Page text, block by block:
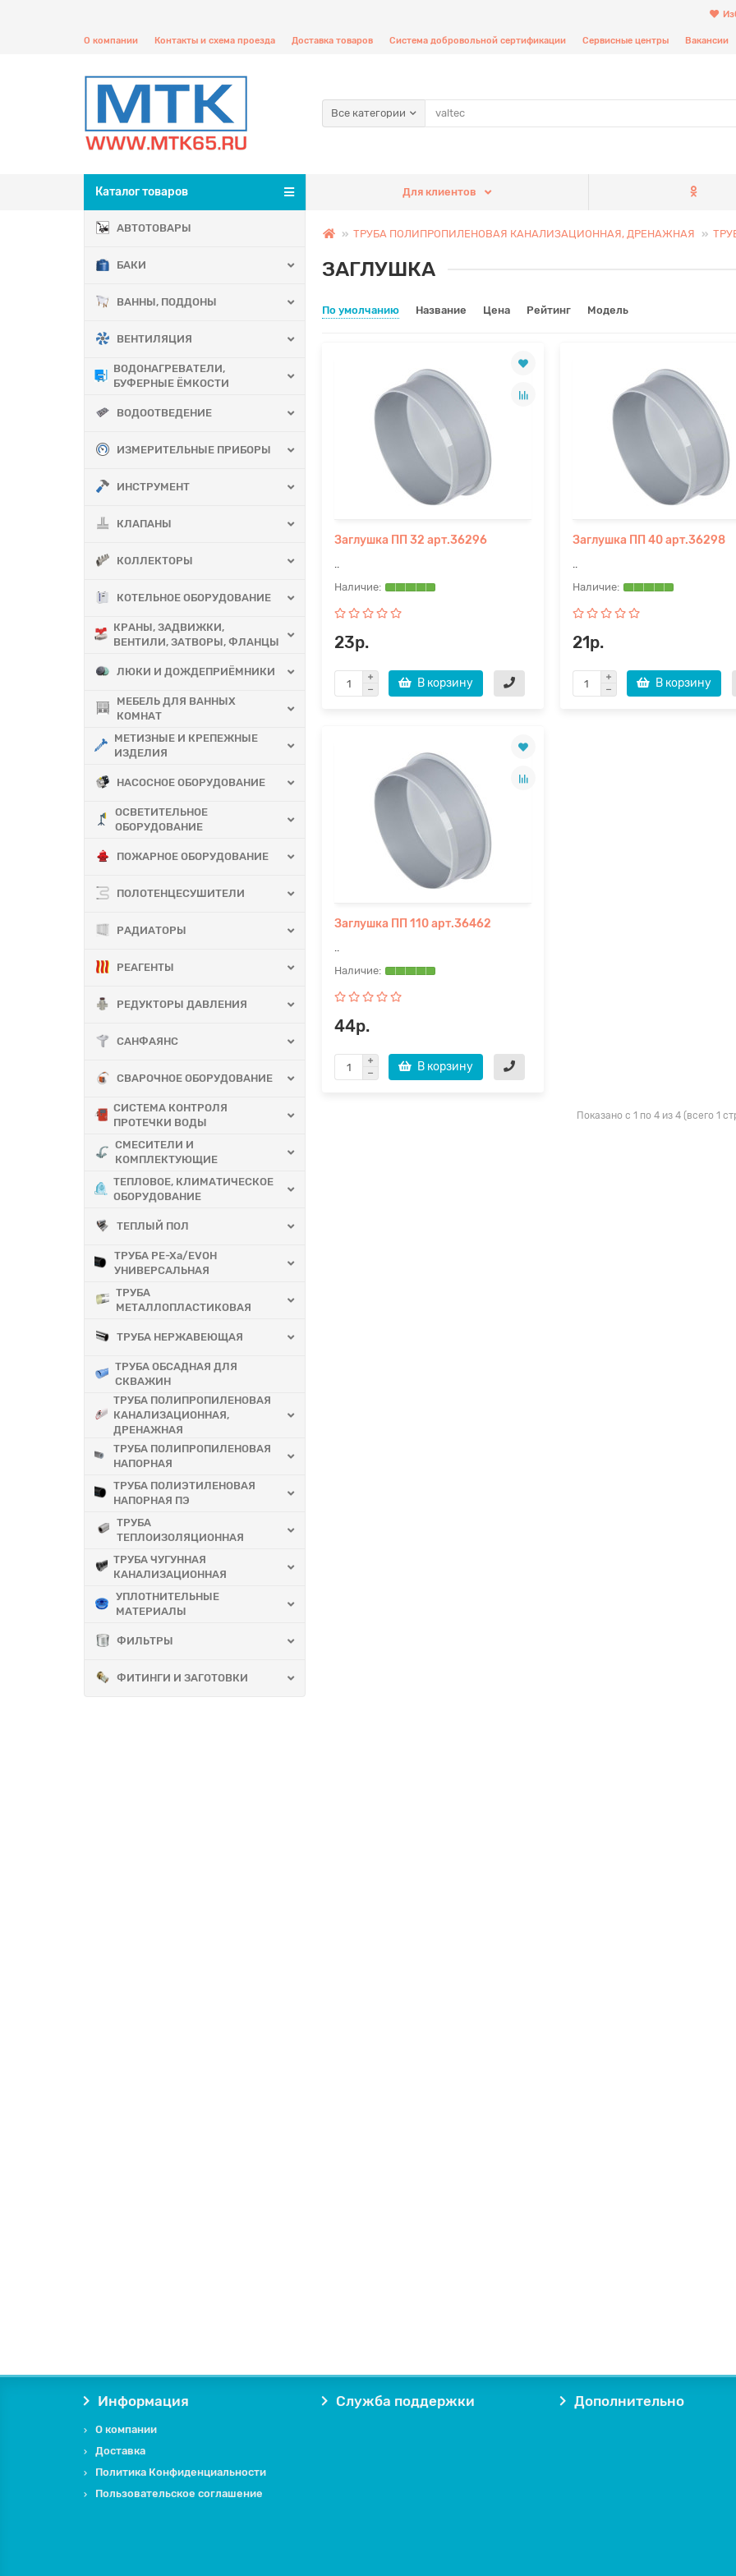
О компании Контакты и схема проезда Доставка товаров Система добровольной сертификации Сервисные центры Вакансии
Все категории
Каталог товаров
АВТОТОВАРЫ
БАКИ
ВАННЫ, ПОДДОНЫ
ВЕНТИЛЯЦИЯ
ВОДОНАГРЕВАТЕЛИ,
БУФЕРНЫЕ ЁМКОСТИ
ВОДООТВЕДЕНИЕ
ИЗМЕРИТЕЛЬНЫЕ ПРИБОРЫ
ИНСТРУМЕНТ
КЛАПАНЫ
КОЛЛЕКТОРЫ
КОТЕЛЬНОЕ ОБОРУДОВАНИЕ
КРАНЫ, ЗАДВИЖКИ,
ВЕНТИЛИ, ЗАТВОРЫ, ФЛАНЦЫ
ЛЮКИ И ДОЖДЕПРИЁМНИКИ
МЕБЕЛЬ ДЛЯ ВАННЫХ
КОМНАТ
МЕТИЗНЫЕ И КРЕПЕЖНЫЕ
ИЗДЕЛИЯ
НАСОСНОЕ ОБОРУДОВАНИЕ
ОСВЕТИТЕЛЬНОЕ
ОБОРУДОВАНИЕ
ПОЖАРНОЕ ОБОРУДОВАНИЕ
ПОЛОТЕНЦЕСУШИТЕЛИ
РАДИАТОРЫ
РЕАГЕНТЫ
РЕДУКТОРЫ ДАВЛЕНИЯ
САНФАЯНС
СВАРОЧНОЕ ОБОРУДОВАНИЕ
СИСТЕМА КОНТРОЛЯ
ПРОТЕЧКИ ВОДЫ
СМЕСИТЕЛИ И
КОМПЛЕКТУЮЩИЕ
ТЕПЛОВОЕ, КЛИМАТИЧЕСКОЕ
ОБОРУДОВАНИЕ
ТЕПЛЫЙ ПОЛ
ТРУБА PE-Xa/EVOH
УНИВЕРСАЛЬНАЯ
ТРУБА
МЕТАЛЛОПЛАСТИКОВАЯ
ТРУБА НЕРЖАВЕЮЩАЯ
ТРУБА ОБСАДНАЯ ДЛЯ
СКВАЖИН
ТРУБА ПОЛИПРОПИЛЕНОВАЯ
КАНАЛИЗАЦИОННАЯ,
ДРЕНАЖНАЯ
ТРУБА ПОЛИПРОПИЛЕНОВАЯ
НАПОРНАЯ
ТРУБА ПОЛИЭТИЛЕНОВАЯ
НАПОРНАЯ ПЭ
ТРУБА
ТЕПЛОИЗОЛЯЦИОННАЯ
ТРУБА ЧУГУННАЯ
КАНАЛИЗАЦИОННАЯ
УПЛОТНИТЕЛЬНЫЕ
МАТЕРИАЛЫ
ФИЛЬТРЫ
ФИТИНГИ И ЗАГОТОВКИ
Для клиентов
ТРУБА ПОЛИПРОПИЛЕНОВАЯ КАНАЛИЗАЦИОННАЯ, ДРЕНАЖНАЯ
ЗАГЛУШКА
По умолчанию Название Цена Рейтинг Модель
Заглушка ПП 32 арт.36296
..
23р.
В корзину
Заглушка ПП 40 арт.36298
..
21р.
В корзину
Заглушка ПП 110 арт.36462
..
44р.
В корзину
Показано с 1 по 4 из 4 (всего 1
Информация
О компании
Доставка
Политика Конфиденциальности
Пользовательское соглашение
Служба поддержки Дополнительно